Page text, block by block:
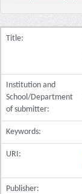
Title:
Institution and
School/Department
of submitter:
Keywords:
URI:
Publisher: